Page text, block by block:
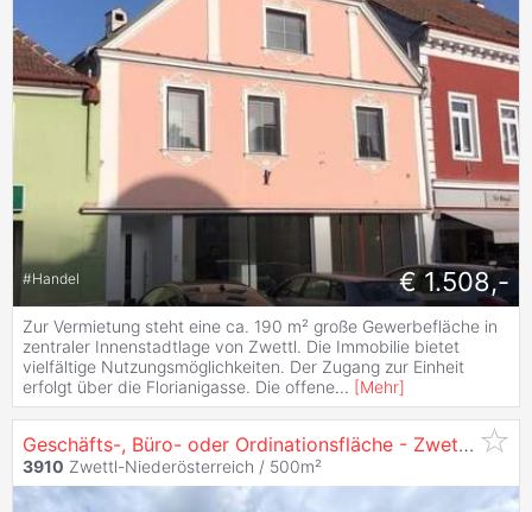
#Handel € 1.508,-
Zur Vermietung steht eine ca. 190 m² große Gewerbefläche in
zentraler Innenstadtlage von Zwettl. Die Immobilie bietet
vielfältige Nutzungsmöglichkeiten. Der Zugang zur Einheit
erfolgt über die Florianigasse. Die offene... [Mehr]
Geschäfts-, Büro- oder Ordinationsfläche - Zwettl Zentrum
3910 Zwettl-Niederösterreich / 500m²